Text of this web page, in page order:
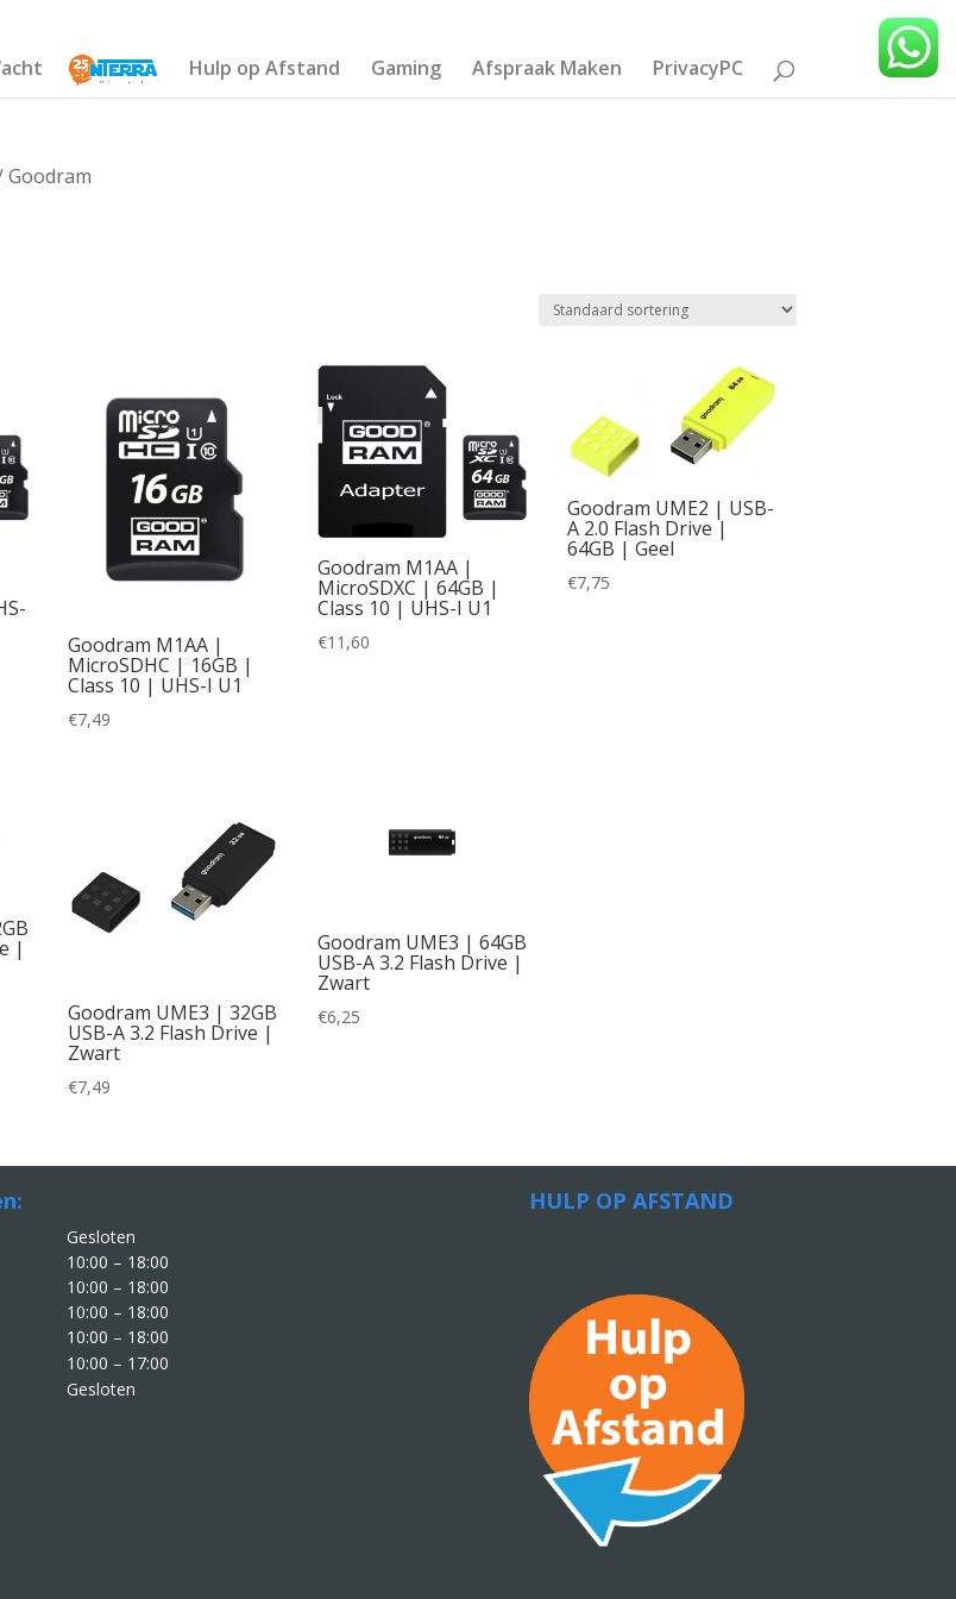
Hulp op Afstand Gaming Afspraak Maken PrivacyPC
Goodram M1AA |
MicroSDHC | 16GB |
Class 10 | UHS-I U1
€7,49
Goodram M1AA |
MicroSDXC | 64GB |
Class 10 | UHS-I U1
€11,60
Goodram UME2 | USB-
A 2.0 Flash Drive |
64GB | Geel
€7,75
|
Goodram UME3 | 32GB
USB-A 3.2 Flash Drive |
Zwart
€7,49
Goodram UME3 | 64GB
USB-A 3.2 Flash Drive |
Zwart
€6,25
Gesloten
10:00 – 18:00
10:00 – 18:00
10:00 – 18:00
10:00 – 18:00
10:00 – 17:00
Gesloten
HULP OP AFSTAND